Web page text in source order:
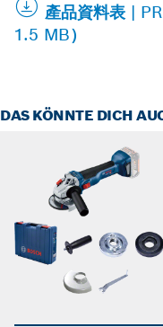
產品資料表 |
1.5 MB）
DAS KÖNNTE DICH